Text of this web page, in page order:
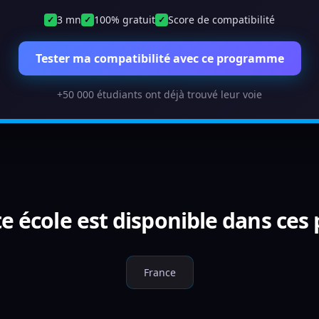
✓ 3 mn ✓ 100% gratuit ✓ Score de compatibilité
Tester ma compatibilité avec ce programme
+50 000 étudiants ont déjà trouvé leur voie
école est disponible dans ces
France